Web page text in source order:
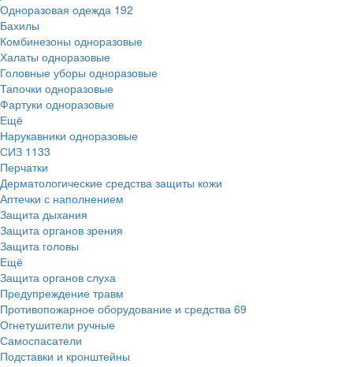
Одноразовая одежда 192
Бахилы
Комбинезоны одноразовые
Халаты одноразовые
Головные уборы одноразовые
Тапочки одноразовые
Фартуки одноразовые
Ещё
Нарукавники одноразовые
СИЗ 1133
Перчатки
Дерматологические средства защиты кожи
Аптечки с наполнением
Защита дыхания
Защита органов зрения
Защита головы
Ещё
Защита органов слуха
Предупреждение травм
Противопожарное оборудование и средства 69
Огнетушители ручные
Самоспасатели
Подставки и кронштейны